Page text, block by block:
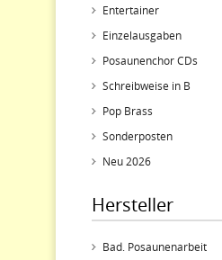
Entertainer
Einzelausgaben
Posaunenchor CDs
Schreibweise in B
Pop Brass
Sonderposten
Neu 2026
Hersteller
Bad. Posaunenarbeit